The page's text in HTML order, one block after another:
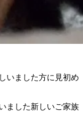
いました方に見初め
ました新しいご家族